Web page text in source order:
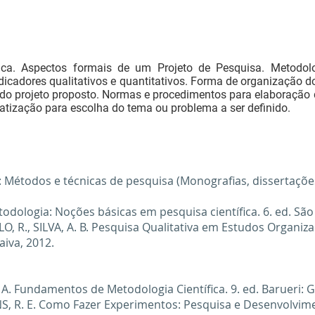
Aspectos formais de um Projeto de Pesquisa.
qualitativos e quantitativos. Forma de organização
projeto proposto. Normas e procedimentos para
para escolha do tema ou problema a ser definido.
Métodos e técnicas de pesquisa (Monografias,
Noções básicas em pesquisa científica. 6. ed.
R., SILVA, A. B. Pesquisa Qualitativa em Estudos
2012.
A. Fundamentos de Metodologia Científica. 9. ed. Barueri:
R. E. Como Fazer Experimentos: Pesquisa e